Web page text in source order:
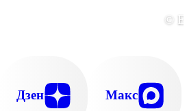
©
Дзен Макс